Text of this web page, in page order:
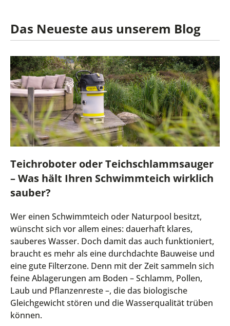
Das Neueste aus unserem Blog
Teichroboter oder Teichschlammsauger
– Was hält Ihren Schwimmteich wirklich
sauber?
Wer einen Schwimmteich oder Naturpool besitzt,
wünscht sich vor allem eines: dauerhaft klares,
sauberes Wasser. Doch damit das auch funktioniert,
braucht es mehr als eine durchdachte Bauweise und
eine gute Filterzone. Denn mit der Zeit sammeln sich
feine Ablagerungen am Boden – Schlamm, Pollen,
Laub und Pflanzenreste –, die das biologische
Gleichgewicht stören und die Wasserqualität trüben
können.